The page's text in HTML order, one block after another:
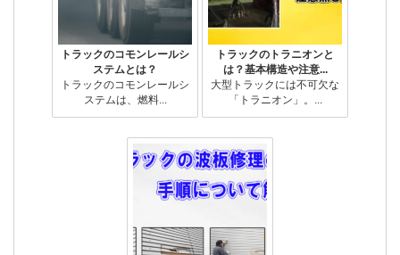
トラックのコモンレールシ
ステムとは？
トラックのコモンレールシ
ステムは、燃料...
トラックのトラニオンと
は？基本構造や注意...
大型トラックには不可欠な
「トラニオン」。...